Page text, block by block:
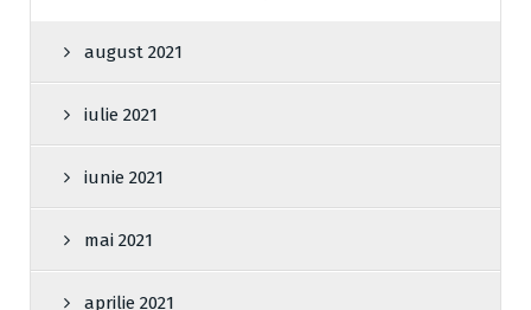
august 2021
iulie 2021
iunie 2021
mai 2021
aprilie 2021